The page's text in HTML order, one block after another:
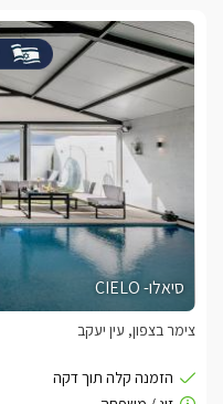
סיאלו- CIELO
צימר בצפון, עין יעקב